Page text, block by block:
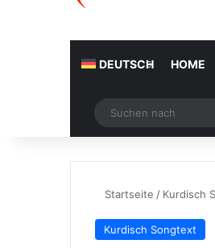
DEUTSCH HOME
Zufälliger Artikel
Startseite / Kurdisch
Kurdisch Songtext